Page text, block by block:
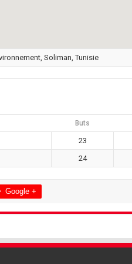
Soliman, Tunisie
Buts
23
24
Google +